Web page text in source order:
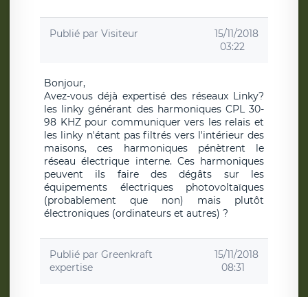
Publié par Visiteur
15/11/2018
03:22
Bonjour,
Avez-vous déjà expertisé des réseaux Linky?
les linky générant des harmoniques CPL 30-
98 KHZ pour communiquer vers les relais et
les linky n'étant pas filtrés vers l'intérieur des
maisons, ces harmoniques pénètrent le
réseau électrique interne. Ces harmoniques
peuvent ils faire des dégâts sur les
équipements électriques photovoltaïques
(probablement que non) mais plutôt
électroniques (ordinateurs et autres) ?
Publié par Greenkraft
expertise
15/11/2018
08:31